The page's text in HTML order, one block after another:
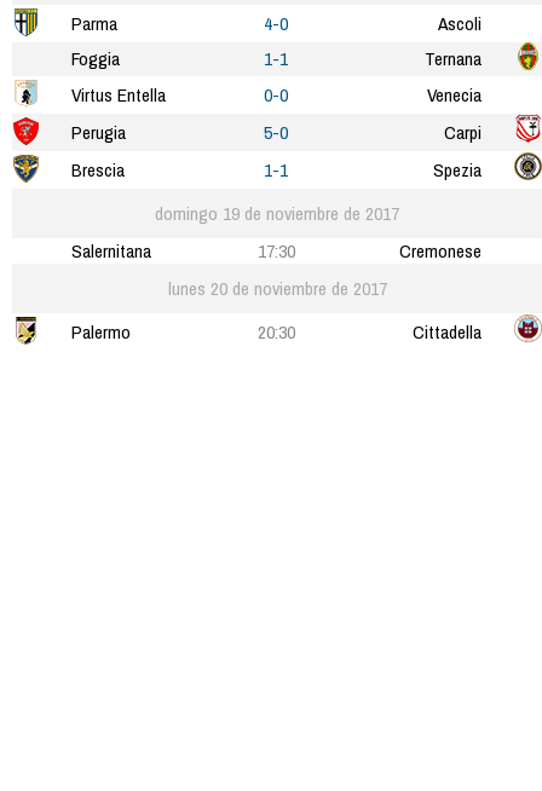
Parma
4-0
Ascoli
Foggia
1-1
Ternana
Virtus Entella
0-0
Venecia
Perugia
5-0
Carpi
Brescia
1-1
Spezia
domingo 19 de noviembre de 2017
Salernitana
17:30
Cremonese
lunes 20 de noviembre de 2017
Palermo
20:30 Cittadella